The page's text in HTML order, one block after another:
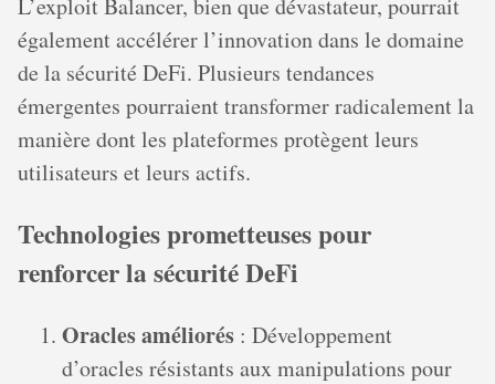
L’exploit Balancer, bien que dévastateur, pourrait
également accélérer l’innovation dans le domaine
de la sécurité DeFi. Plusieurs tendances
émergentes pourraient transformer radicalement la
manière dont les plateformes protègent leurs
utilisateurs et leurs actifs.
Technologies prometteuses pour
renforcer la sécurité DeFi
Oracles améliorés : Développement
d’oracles résistants aux manipulations pour